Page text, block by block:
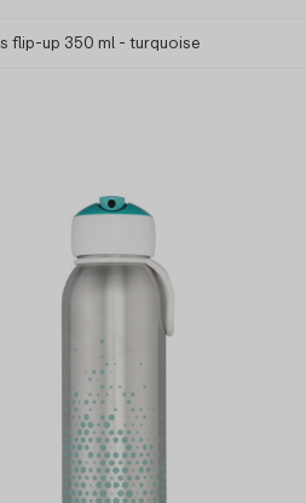
flip-up 350 ml - turquoise